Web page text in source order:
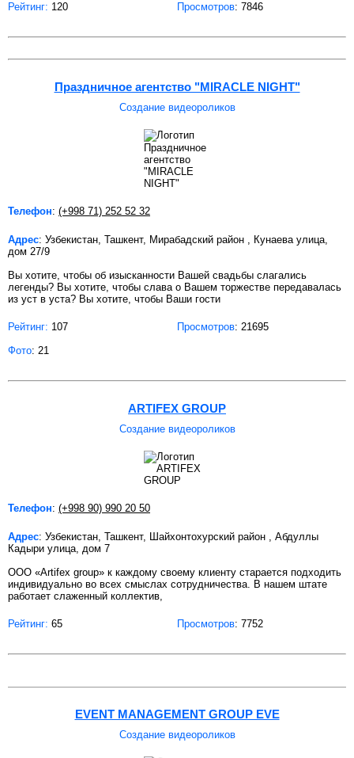
Рейтинг: 120 Просмотров: 7846
Праздничное агентство "MIRACLE NIGHT"
Создание видеороликов
Телефон: (+998 71) 252 52 32
Адрес: Узбекистан, Ташкент, Мирабадский район , Кунаева улица,
дом 27/9
Вы хотите, чтобы об изысканности Вашей свадьбы слагались
легенды? Вы хотите, чтобы слава о Вашем торжестве передавалась
из уст в уста? Вы хотите, чтобы Ваши гости
Рейтинг: 107 Просмотров: 21695
Фото: 21
ARTIFEX GROUP
Создание видеороликов
Телефон: (+998 90) 990 20 50
Адрес: Узбекистан, Ташкент, Шайхонтохурский район , Абдуллы
Кадыри улица, дом 7
ООО «Artifex group» к каждому своему клиенту старается подходить
индивидуально во всех смыслах сотрудничества. В нашем штате
работает слаженный коллектив,
Рейтинг: 65 Просмотров: 7752
EVENT MANAGEMENT GROUP EVE
Создание видеороликов